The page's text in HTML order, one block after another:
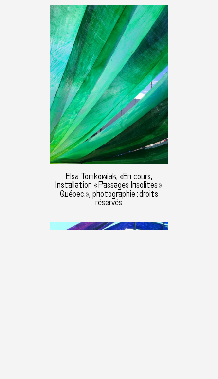
Elsa Tomkowiak, «En cours,
Installation « Passages Insolites »
Québec.», photographie : droits
réservés